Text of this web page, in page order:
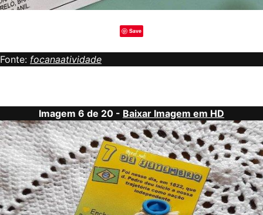
Save
Fonte: focanaatividade
Imagem 6 de 20 - Baixar Imagem em HD